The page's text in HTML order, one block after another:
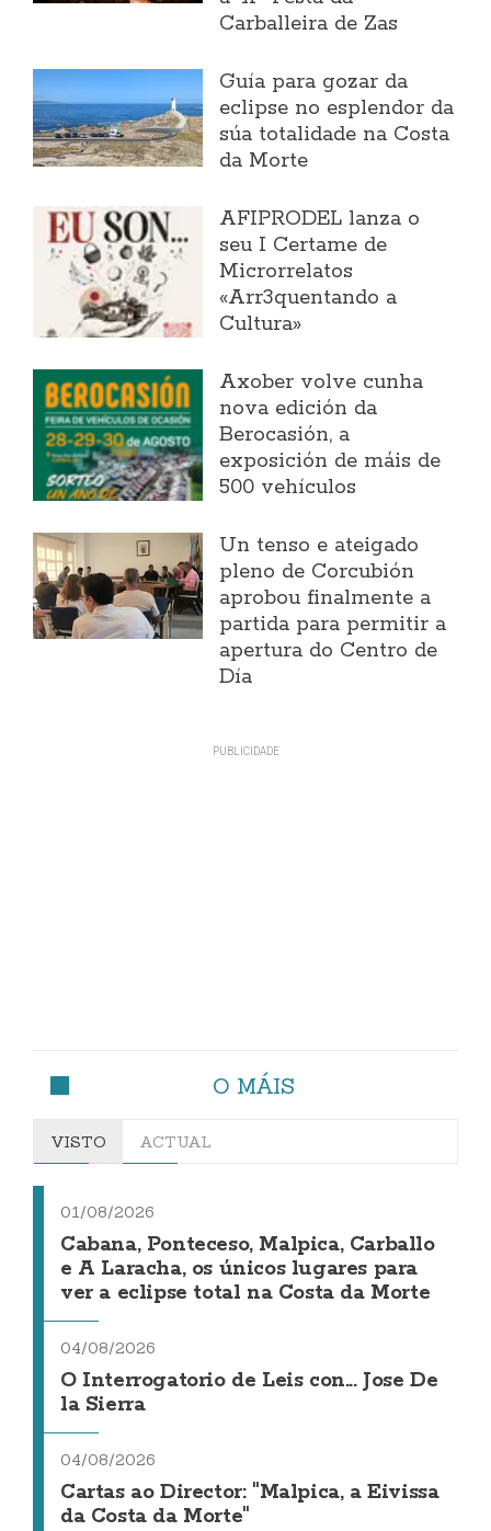
Carballeira de Zas
Guía para gozar da
eclipse no esplendor da
súa totalidade na Costa
da Morte
AFIPRODEL lanza o
seu I Certame de
Microrrelatos
«Arr3quentando a
Cultura»
Axober volve cunha
nova edición da
Berocasión, a
exposición de máis de
500 vehículos
Un tenso e ateigado
pleno de Corcubión
aprobou finalmente a
partida para permitir a
apertura do Centro de
Día
O MÁIS
VISTO ACTUAL
01/08/2026
Cabana, Ponteceso, Malpica, Carballo
e A Laracha, os únicos lugares para
ver a eclipse total na Costa da Morte
04/08/2026
O Interrogatorio de Leis con... Jose De
la Sierra
04/08/2026
Cartas ao Director: "Malpica, a Eivissa
da Costa da Morte"